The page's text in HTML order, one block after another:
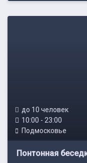
до 10 человек
10:00 - 23:00
Подмосковье
Понтонная